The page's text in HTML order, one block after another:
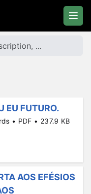
EU FUTURO.
• PDF • 237.9 KB
AOS EFÉSIOS